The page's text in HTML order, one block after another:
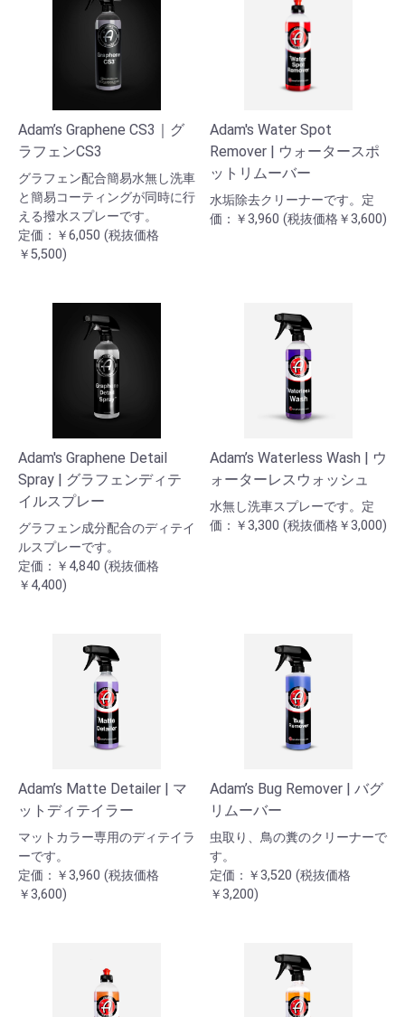
Adam’s Graphene CS3｜グ
ラフェンCS3
グラフェン配合簡易水無し洗車
と簡易コーティングが同時に行
える撥水スプレーです。
定価：￥6,050 (税抜価格
￥5,500)
Adam's Water Spot
Remover | ウォータースポ
ットリムーバー
水垢除去クリーナーです。定
価：￥3,960 (税抜価格￥3,600)
Adam's Graphene Detail
Spray | グラフェンディテ
イルスプレー
グラフェン成分配合のディテイ
ルスプレーです。
定価：￥4,840 (税抜価格
￥4,400)
Adam’s Waterless Wash | ウ
ォーターレスウォッシュ
水無し洗車スプレーです。定
価：￥3,300 (税抜価格￥3,000)
Adam’s Matte Detailer | マ
ットディテイラー
マットカラー専用のディテイラ
ーです。
定価：￥3,960 (税抜価格
￥3,600)
Adam’s Bug Remover | バグ
リムーバー
虫取り、鳥の糞のクリーナーで
す。
定価：￥3,520 (税抜価格
￥3,200)